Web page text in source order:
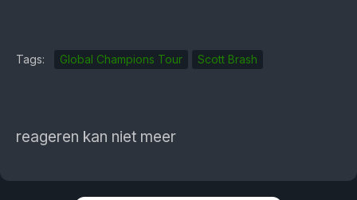
Tags: Global Champions Tour Scott Brash
reageren kan niet meer